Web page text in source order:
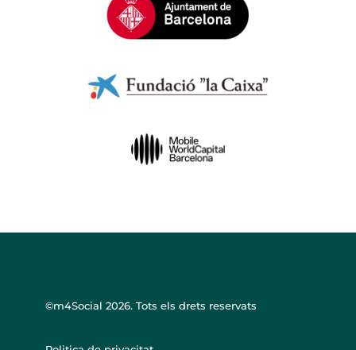
©m4Social 2026. Tots els drets reservats